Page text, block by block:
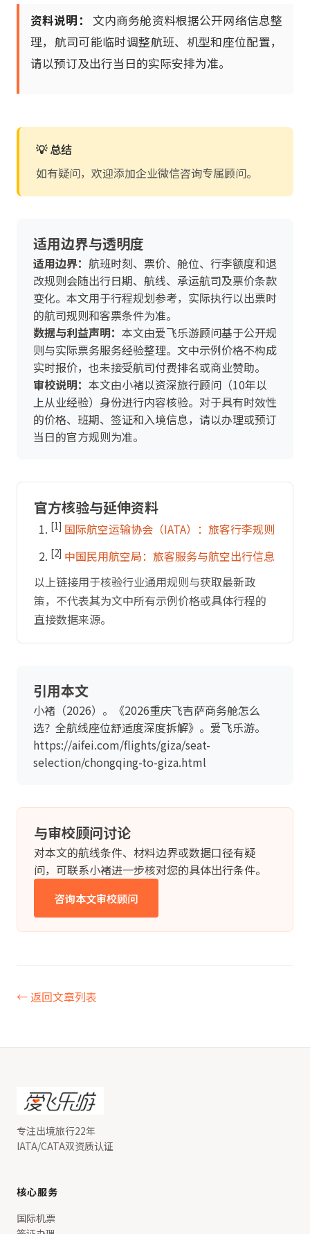
资料说明：
文内商务舱资料根据公开网络信息整
理，航司可能临时调整航班、机型和座位配置，
请以预订及出行当日的实际安排为准。
💡 总结
如有疑问，欢迎添加企业微信咨询专属顾问。
适用边界与透明度
适用边界： 航班时刻、票价、舱位、行李额度和退
改规则会随出行日期、航线、承运航司及票价条款
变化。本文用于行程规划参考，实际执行以出票时
的航司规则和客票条件为准。
数据与利益声明： 本文由爱飞乐游顾问基于公开规
则与实际票务服务经验整理。文中示例价格不构成
实时报价，也未接受航司付费排名或商业赞助。
审校说明： 本文由小褚以资深旅行顾问（10年以
上从业经验）身份进行内容核验。对于具有时效性
的价格、班期、签证和入境信息，请以办理或预订
当日的官方规则为准。
官方核验与延伸资料
[1] 国际航空运输协会（IATA）：旅客行李规则
[2] 中国民用航空局：旅客服务与航空出行信息
以上链接用于核验行业通用规则与获取最新政
策，不代表其为文中所有示例价格或具体行程的
直接数据来源。
引用本文
小褚（2026）。《2026重庆飞吉萨商务舱怎么
选？全航线座位舒适度深度拆解》。爱飞乐游。
https://aifei.com/flights/giza/seat-
selection/chongqing-to-giza.html
与审校顾问讨论
对本文的航线条件、材料边界或数据口径有疑
问，可联系小褚进一步核对您的具体出行条件。
咨询本文审校顾问
← 返回文章列表
专注出境旅行22年
IATA/CATA双资质认证
核心服务
国际机票